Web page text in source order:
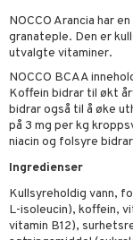
NOCCO Arancia har
granateple. Den er
utvalgte vitaminer.
NOCCO BCAA
Koffein bidrar til økt
bidrar også til å øke
på 3 mg per kg
niacin og folsyre
Ingredienser
Kullsyreholdig vann,
L-isoleucin), koffein,
vitamin B12),